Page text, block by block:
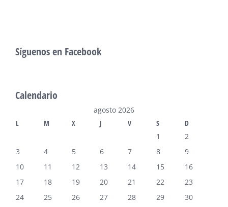
Síguenos en Facebook
Calendario
agosto 2026
L
M X J V S
D
1
2
3
4 5 6 7 8
9
10
11 12 13 14 15
16
17
18 19 20 21 22
23
24
25 26 27 28 29
30